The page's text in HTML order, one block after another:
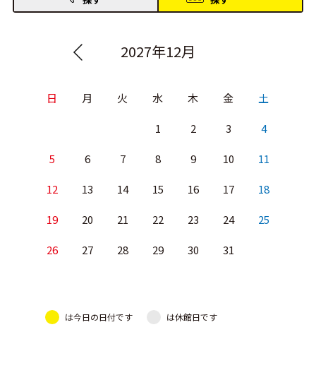
イベントレポート
2027年12月
日 月 火 水 木 金 土
1 2 3 4
5 6 7 8 9 10 11
12 13 14 15 16 17 18
19 20 21 22 23 24 25
26 27 28 29 30 31
は今日の日付です は休館日です